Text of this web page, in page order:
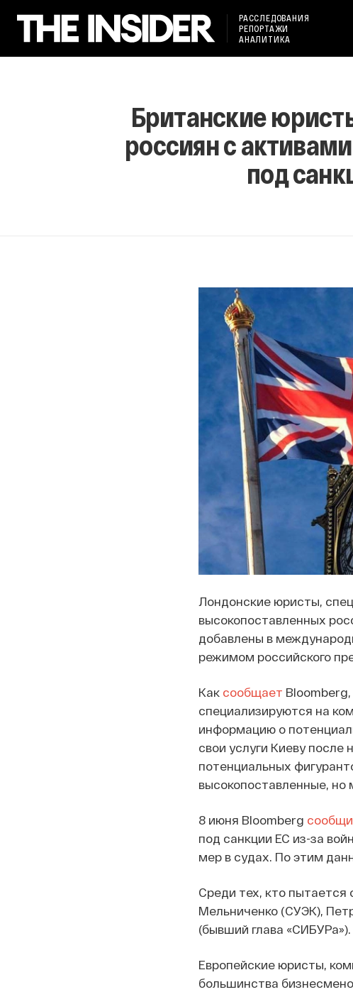
РАССЛЕДОВАНИЯ
РЕПОРТАЖИ
АНАЛИТИКА
Британские
россиян с
под
Лондонские юристы,
высокопоставленных
добавлены в
режимом российского
Как сообщает
специализируются на
информацию о
свои услуги Киеву после
потенциальных
высокопоставленные, но
8 июня Bloomberg
под санкции ЕС из-за
мер в судах. По этим
Среди тех, кто
Мельниченко (СУЭК),
(бывший глава «СИБУРа»).
Европейские юристы,
большинства